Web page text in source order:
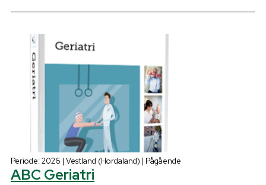
Periode: 2026 | Vestland (Hordaland) | Pågående
ABC Geriatri